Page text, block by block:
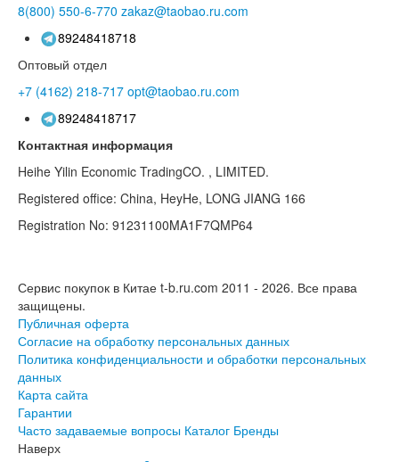
8(800) 550-6-770 zakaz@taobao.ru.com
89248418718
Оптовый отдел
+7 (4162) 218-717 opt@taobao.ru.com
89248418717
Контактная информация
Heihe Yilin Economic TradingCO. , LIMITED.
Registered office: China, HeyHe, LONG JIANG 166
Registration No: 91231100MA1F7QMP64
Сервис покупок в Китае t-b.ru.com 2011 - 2026. Все права
защищены.
Публичная оферта
Согласие на обработку персональных данных
Политика конфиденциальности и обработки персональных
данных
Карта сайта
Гарантии
Часто задаваемые вопросы Каталог Бренды
Наверх